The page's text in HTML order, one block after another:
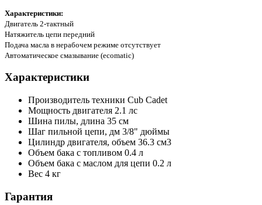
Характеристики:
Двигатель 2-тактный
Натяжитель цепи передний
Подача масла в нерабочем режиме отсутствует
Автоматическое смазывание (ecomatic)
Характеристики
Производитель техники Cub Cadet
Мощность двигателя 2.1 лс
Шина пилы, длина 35 см
Шаг пильной цепи, дм 3/8" дюймы
Цилиндр двигателя, объем 36.3 см3
Объем бака с топливом 0.4 л
Объем бака с маслом для цепи 0.2 л
Вес 4 кг
Гарантия